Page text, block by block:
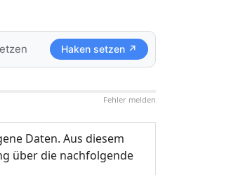
Haken setzen ↗
Fehler melden
Daten. Aus diesem
über die nachfolgende